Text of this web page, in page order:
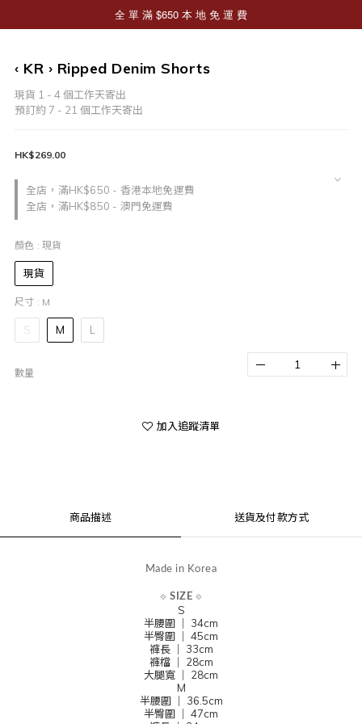
‹ KR › Ripped Denim Shorts
現貨 1 - 4 個工作天寄出
預訂約 7 - 21 個工作天寄出
全店，滿HK$650 - 香港本地免運費
全店，滿HK$850 - 澳門免運費
HK$269.00
顏色 : 現貨
現貨
尺寸 : M
S M L
數量
加入追蹤清單
商品描述 送貨及付款方式
Made in Korea
⟐ SIZE ⟐
S
半腰圍 ｜ 34cm
半臀圍 ｜ 45cm
褲長｜ 33cm
褲檔｜ 28cm
大腿寬 ｜ 28cm
M
半腰圍 ｜ 36.5cm
半臀圍 ｜ 47cm